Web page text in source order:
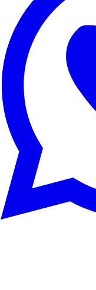
Rejeitar tudo Personalizar